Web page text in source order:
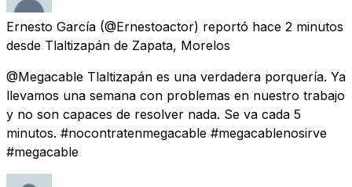
Ernesto García (@Ernestoactor) reportó hace 2 minutos
desde Tlaltizapán de Zapata, Morelos
@Megacable Tlaltizapán es una verdadera porquería. Ya
llevamos una semana con problemas en nuestro trabajo
y no son capaces de resolver nada. Se va cada 5
minutos. #nocontratenmegacable #megacablenosirve
#megacable